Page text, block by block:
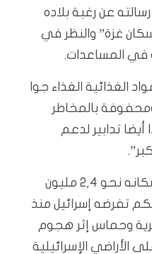
عن رغبة بلاده
غزة” والنظر في
في المساعدات.
الغذائية الغذاء جوا
بالمخاطر
تدابير لدعم
يرزح قطاع غزة البالغ عدد سكانه نحو 2,4 مليون
تفرضه إسرائيل منذ
وحماس إثر هجوم
الأراضي الإسرائيلية